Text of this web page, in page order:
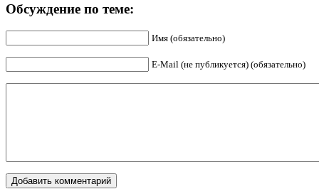
Обсуждение по теме:
Имя (обязательно)
E-Mail (не публикуется) (обязательно)